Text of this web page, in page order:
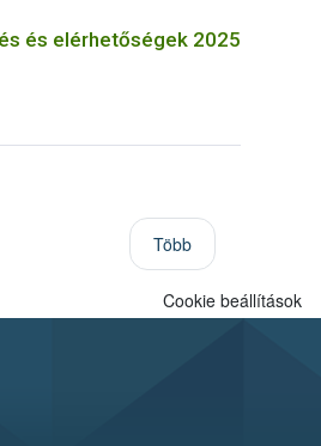
és elérhetőségek 2025
Több
Cookie beállítások